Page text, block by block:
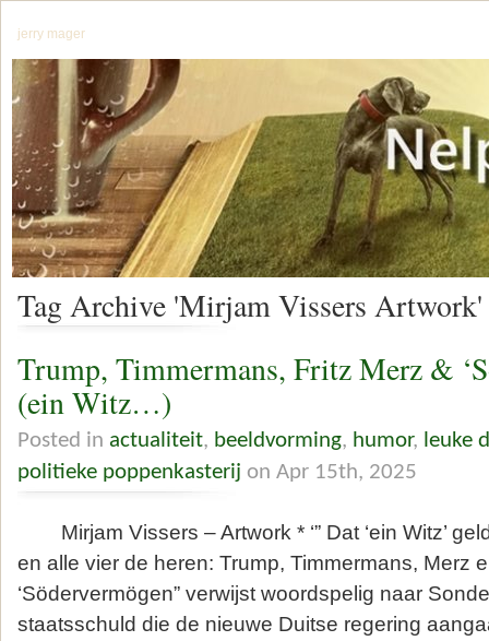
jerry mager
Tag Archive 'Mirjam Vissers Artwork'
Trump, Timmermans, Fritz Merz &
(ein Witz…)
Posted in actualiteit, beeldvorming, humor, leuke
politieke poppenkasterij on Apr 15th, 2025
Mirjam Vissers – Artwork * ‘” Dat ‘ein Witz’
en alle vier de heren: Trump, Timmermans, Merz
‘Södervermögen” verwijst woordspelig naar
staatsschuld die de nieuwe Duitse regering